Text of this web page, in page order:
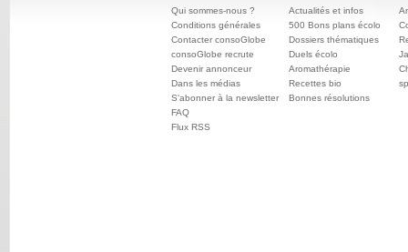
Qui sommes-nous ?
Conditions générales
Contacter consoGlobe
consoGlobe recrute
Devenir annonceur
Dans les médias
S'abonner à la newsletter
FAQ
Flux RSS
Actualités et infos
500 Bons plans écolo
Dossiers thématiques
Duels écolo
Aromathérapie
Recettes bio
Bonnes résolutions